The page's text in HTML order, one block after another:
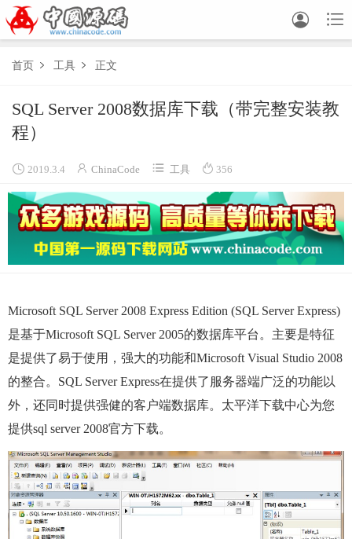


首页  工具  正文
SQL Server 2008数据库下载（带完整安装教
程）
 2019.3.4  ChinaCode  工具  356
Microsoft SQL Server 2008 Express Edition (SQL Server Express)
是基于Microsoft SQL Server 2005的数据库平台。主要是特征
是提供了易于使用，强大的功能和Microsoft Visual Studio 2008
的整合。SQL Server Express在提供了服务器端广泛的功能以
外，还同时提供强健的客户端数据库。太平洋下载中心为您
提供sql server 2008官方下载。